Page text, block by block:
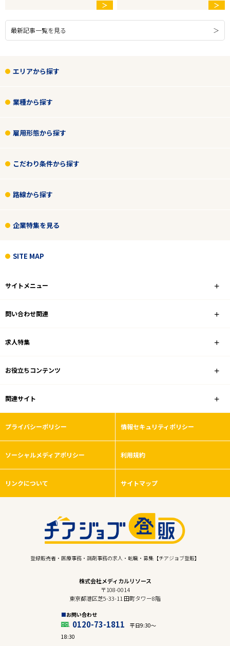
＞ ＞
最新記事一覧を見る
エリアから探す
業種から探す
雇用形態から探す
こだわり条件から探す
路線から探す
企業特集を見る
SITE MAP
サイトメニュー
問い合わせ関連
求人特集
お役立ちコンテンツ
関連サイト
プライバシーポリシー 情報セキュリティポリシー
ソーシャルメディアポリシー 利用規約
リンクについて サイトマップ
登録販売者・医療事務・調剤事務の求人・転職・募集【チアジョブ登販】
株式会社メディカルリソース
〒108-0014
東京都港区芝5-33-11 田町タワー8階
お問い合わせ
0120-73-1811
平日9:30〜
18:30